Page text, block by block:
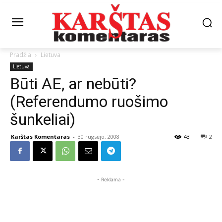
Pradžia Lietuva
Lietuva
Būti AE, ar nebūti?
(Referendumo ruošimo
šunkeliai)
Karštas Komentaras - 30 rugsėjo, 2008 2
43
- Reklama -